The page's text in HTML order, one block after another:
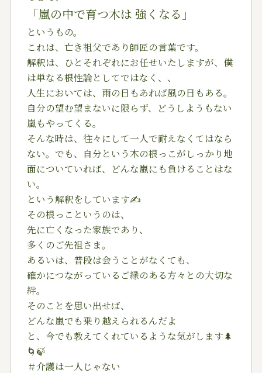
「嵐の中で育つ木は 強くなる」
というもの。
これは、亡き祖父であり師匠の言葉です。
解釈は、ひとそれぞれにお任せいたしますが、僕
は単なる根性論としてではなく、、
人生においては、雨の日もあれば風の日もある。
自分の望む望まないに限らず、どうしようもない
嵐もやってくる。
そんな時は、往々にして一人で耐えなくてはなら
ない。でも、自分という木の根っこがしっかり地
面についていれば、どんな嵐にも負けることはな
い。
という解釈をしています✍️
その根っこというのは、
先に亡くなった家族であり、
多くのご先祖さま。
あるいは、普段は会うことがなくても、
確かにつながっているご縁のある方々との大切な
絆。
そのことを思い出せば、
どんな嵐でも乗り越えられるんだよ
と、今でも教えてくれているような気がします🌲
🌀🍃
＃介護は一人じゃない